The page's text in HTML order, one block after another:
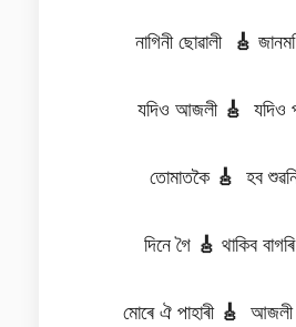
নাগিনী ছোৱালী 🎸
যদিও আজলী 🎸 যদিও
তোমাতকৈ 🎸 হব
দিনে গৈ 🎸 থাকিব
মোৰে ঐ পাহাৰী 🎸 আজলী